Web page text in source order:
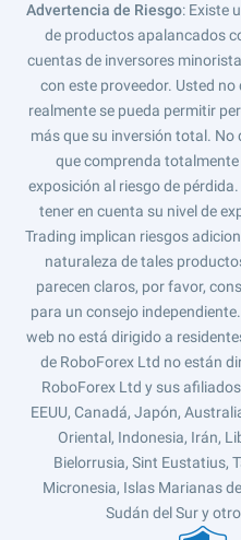
Advertencia de Riesgo: Existe
de productos apalancados
cuentas de inversores
con este proveedor. Usted
realmente se pueda permitir
más que su inversión total. No
que comprenda
exposición al riesgo de
tener en cuenta su nivel de
Trading implican riesgos
naturaleza de tales
parecen claros, por favor,
para un consejo
web no está dirigido a
de RoboForex Ltd no están
RoboForex Ltd y sus
EEUU, Canadá, Japón,
Oriental, Indonesia, Irán,
Bielorrusia, Sint Eustatius,
Micronesia, Islas Marianas
Sudán del Sur y